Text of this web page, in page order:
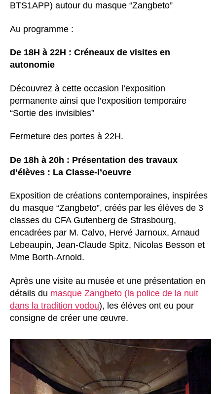
BTS1APP) autour du masque “Zangbeto”
Au programme :
De 18H à 22H : Créneaux de visites en
autonomie
Découvrez à cette occasion l’exposition
permanente ainsi que l’exposition temporaire
“Sortie des invisibles”
Fermeture des portes à 22H.
De 18h à 20h : Présentation des travaux
d’élèves : La Classe-l’oeuvre
Exposition de créations contemporaines, inspirées
du masque “Zangbeto”, créés par les élèves de 3
classes du CFA Gutenberg de Strasbourg,
encadrées par M. Calvo, Hervé Jarnoux, Arnaud
Lebeaupin, Jean-Claude Spitz, Nicolas Besson et
Mme Borth-Arnold.
Après une visite au musée et une présentation en
détails du masque Zangbeto (la police de la nuit
dans la tradition vodou), les élèves ont eu pour
consigne de créer une œuvre.